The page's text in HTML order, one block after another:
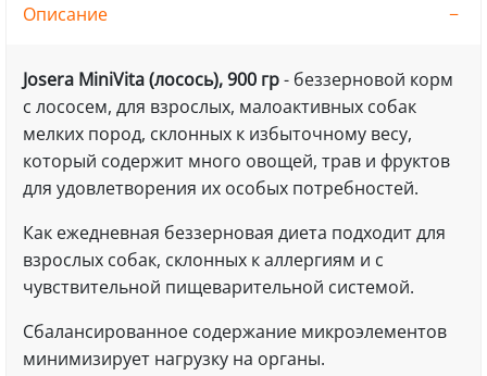
Описание
Josera MiniVita (лосось), 900 гр- беззерновой корм
с лососем, для взрослых, малоактивных собак
мелких пород, склонных к избыточному весу,
который содержит много овощей, трав и фруктов
для удовлетворения их особых потребностей.
Как ежедневная беззерновая диета подходит для
взрослых собак, склонных к аллергиям и с
чувствительной пищеварительной системой.
Сбалансированное содержание микроэлементов
минимизирует нагрузку на органы.